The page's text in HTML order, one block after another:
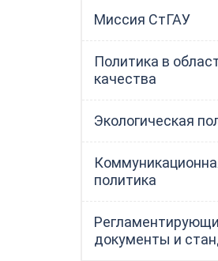
Миссия СтГАУ
Политика в
качества
Экологическая
политика
документы и